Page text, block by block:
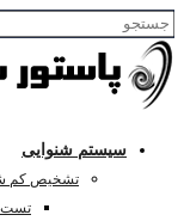
سیستم شنوایی
تشخیص کم
تست